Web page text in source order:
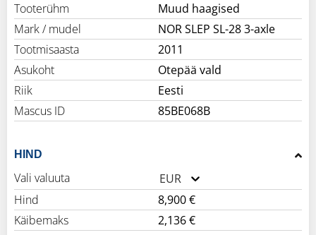
Tooterühm
Muud haagised
Mark / mudel
NOR SLEP SL-28 3-axle
Tootmisaasta
2011
Asukoht
Otepää vald
Riik
Eesti
Mascus ID
85BE068B
HIND
Vali valuuta
EUR
Hind
8,900 €
Käibemaks
2,136 €